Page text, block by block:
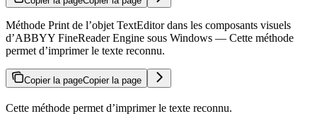
Méthode Print de l’objet TextEditor dans les composants visuels
d’ABBYY FineReader Engine sous Windows — Cette méthode
permet d’imprimer le texte reconnu.
Copier la pageCopier la page
Cette méthode permet d’imprimer le texte reconnu.